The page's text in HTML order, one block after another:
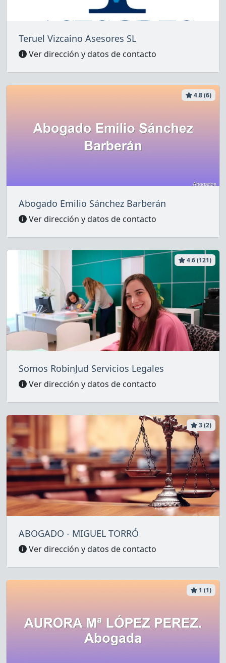
Teruel Vizcaino Asesores SL
Ver dirección y datos de contacto
4.8 (6)
Abogado Emilio Sánchez Barberán
Ver dirección y datos de contacto
4.6 (121)
Somos RobinJud Servicios Legales
Ver dirección y datos de contacto
3 (2)
ABOGADO - MIGUEL TORRÓ
Ver dirección y datos de contacto
1 (1)